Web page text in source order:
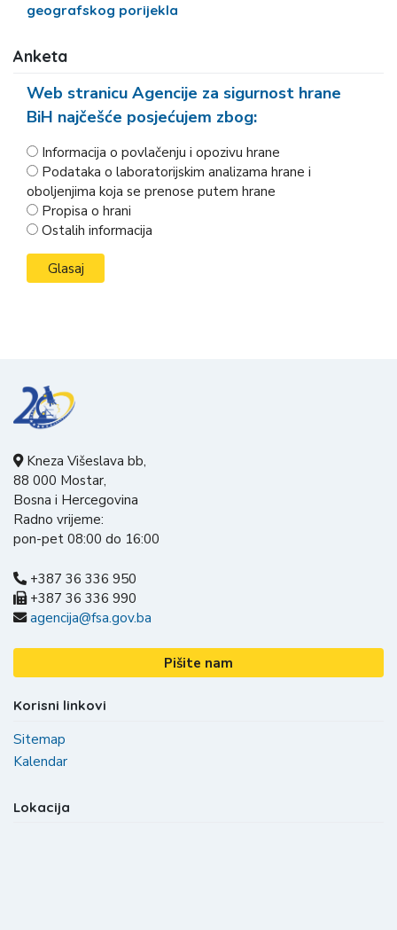
geografskog porijekla
Anketa
Web stranicu Agencije za sigurnost hrane
BiH najčešće posjećujem zbog:
Informacija o povlačenju i opozivu hrane
Podataka o laboratorijskim analizama hrane i
oboljenjima koja se prenose putem hrane
Propisa o hrani
Ostalih informacija
Kneza Višeslava bb,
88 000 Mostar,
Bosna i Hercegovina
Radno vrijeme:
pon-pet 08:00 do 16:00
+387 36 336 950
+387 36 336 990
agencija@fsa.gov.ba
Pišite nam
Korisni linkovi
Sitemap
Kalendar
Lokacija